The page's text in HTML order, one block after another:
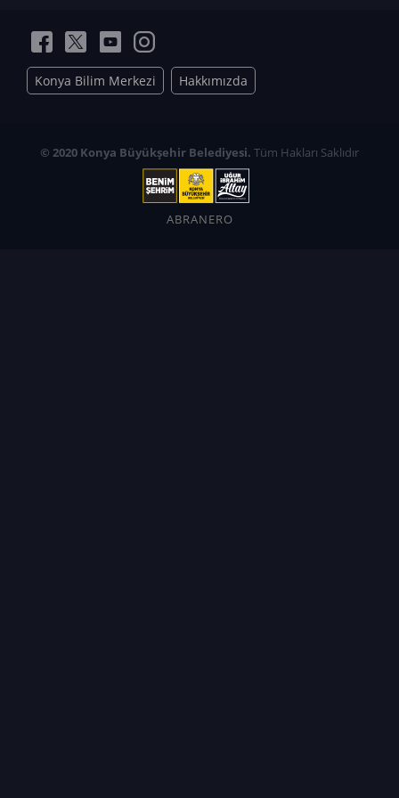
Konya Bilim Merkezi Hakkımızda
© 2020 Konya Büyükşehir Belediyesi. Tüm Hakları Saklıdır
ABRANERO